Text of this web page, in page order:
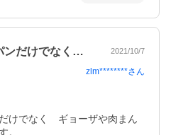
焦げ付きにくいです。パンだけでなくギョ… 2021/10/7
zlm********さん
けでなく　ギョーザや肉まん
。